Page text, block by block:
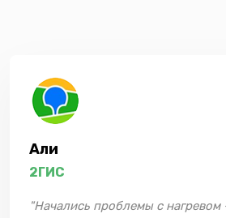
Али
2ГИС
"Начались проблемы с нагревом